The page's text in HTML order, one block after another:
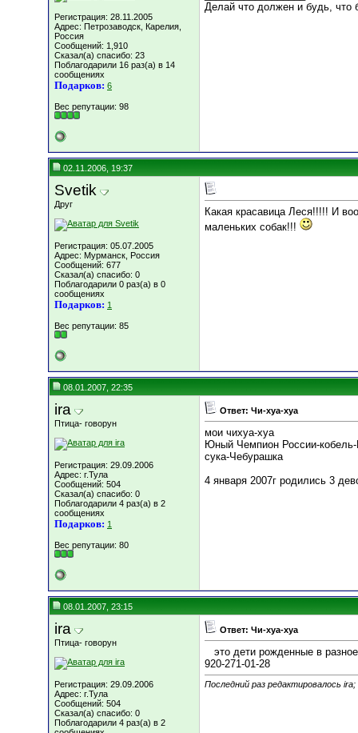
Регистрация: 28.11.2005
Адрес: Петрозаводск, Карелия,
Россия
Сообщений: 1,910
Сказал(а) спасибо: 23
Поблагодарили 16 раз(а) в 14
сообщениях
Подарков: 6
Вес репутации: 98
Делай что должен и будь, что
02.11.2006, 19:37
Svetik
Друг
Регистрация: 05.07.2005
Адрес: Мурманск, Россия
Сообщений: 677
Сказал(а) спасибо: 0
Поблагодарили 0 раз(а) в 0
сообщениях
Подарков: 1
Вес репутации: 85
Какая красавица Леся!!!!! И
маленьких собак!!!
08.01.2007, 22:35
ira
Птица- говорун
Регистрация: 29.09.2006
Адрес: г.Тула
Сообщений: 504
Сказал(а) спасибо: 0
Поблагодарили 4 раз(а) в 2
сообщениях
Подарков: 1
Вес репутации: 80
Ответ: Чи-хуа-хуа
мои чихуа-хуа
Юный Чемпион России-кобель-
сука-Чебурашка
4 января 2007г родились 3
08.01.2007, 23:15
ira
Птица- говорун
Регистрация: 29.09.2006
Адрес: г.Тула
Сообщений: 504
Сказал(а) спасибо: 0
Поблагодарили 4 раз(а) в 2
Ответ: Чи-хуа-хуа
это дети рожденные в
920-271-01-28
Последний раз редактировалось